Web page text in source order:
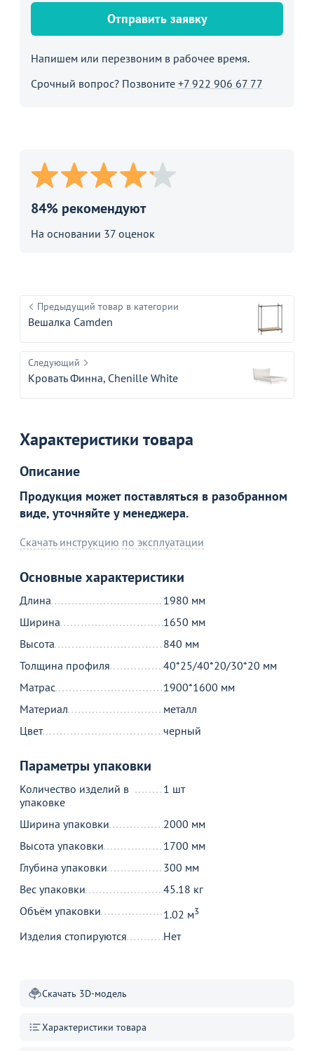
Отправить заявку
Напишем или перезвоним в рабочее время.
Срочный вопрос? Позвоните +7 922 906 67 77
84% рекомендуют
На основании 37 оценок
Предыдущий товар в категории
Вешалка Camden
Следующий
Кровать Финна, Chenille White
Характеристики товара
Описание
Продукция может поставляться в разобранном
виде, уточняйте у менеджера.
Скачать инструкцию по эксплуатации
Основные характеристики
Длина
1980 мм
Ширина
1650 мм
Высота
840 мм
Толщина профиля
40*25/40*20/30*20 мм
Матрас
1900*1600 мм
Материал
металл
Цвет
черный
Параметры упаковки
Количество изделий в
упаковке
1 шт
Ширина упаковки
2000 мм
Высота упаковки
1700 мм
Глубина упаковки
300 мм
Вес упаковки
45.18 кг
Объём упаковки
1.02 м3
Изделия стопируются Нет
Скачать 3D-модель
Характеристики товара
Товар в корзине
Кровать Leonela 2-ух спальная
от
25 690
В корзине
Продолжить покупки
С этим товаром покупают